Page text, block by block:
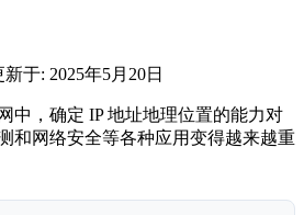
新于: 2025年5月20日
中，确定 IP 地址地理位置的能力对
和网络安全等各种应用变得越来越重